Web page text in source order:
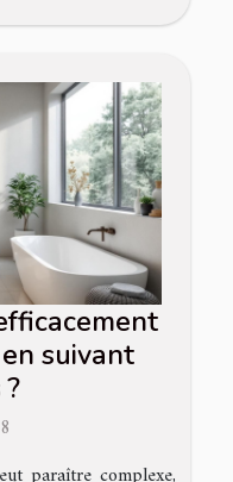
suivant